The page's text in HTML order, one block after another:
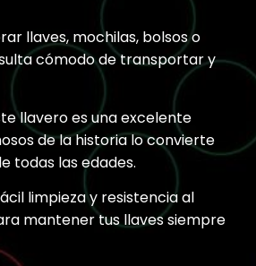
llaves, mochilas, bolsos o
cómodo de transportar y
llavero es una excelente
de la historia lo convierte
todas las edades.
limpieza y resistencia al
mantener tus llaves siempre